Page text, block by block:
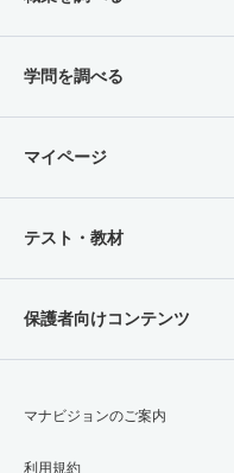
学問を調べる
マイページ
テスト・教材
保護者向けコンテンツ
マナビジョンのご案内
利用規約